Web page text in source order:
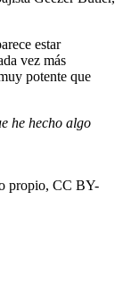
estar
vez más
potente que
he hecho algo
propio, CC BY-